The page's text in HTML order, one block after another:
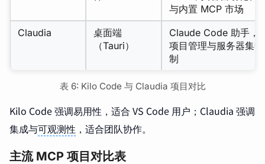
与内置 MCP 市场
Claudia
桌面端
（Tauri）
Claude Code 助手，
项目管理与服务器集
制
表 6: Kilo Code 与 Claudia 项目对比
Kilo Code 强调易用性，适合 VS Code 用户；Claudia 强调
集成与可观测性 ，适合团队协作。
主流 MCP 项目对比表